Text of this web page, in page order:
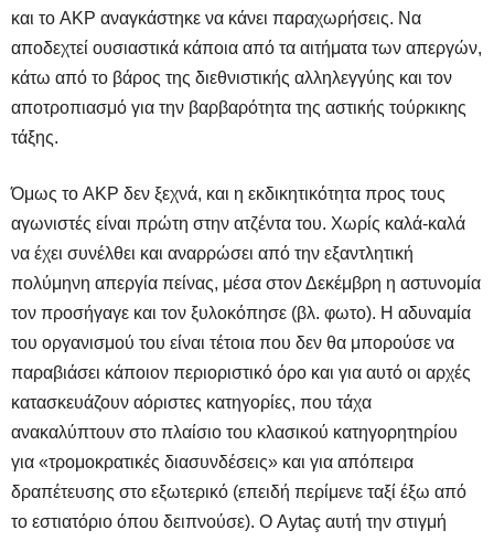
και το AKP αναγκάστηκε να κάνει παραχωρήσεις. Να
αποδεχτεί ουσιαστικά κάποια από τα αιτήματα των απεργών,
κάτω από το βάρος της διεθνιστικής αλληλεγγύης και τον
αποτροπιασμό για την βαρβαρότητα της αστικής τούρκικης
τάξης.
Όμως το AKP δεν ξεχνά, και η εκδικητικότητα προς τους
αγωνιστές είναι πρώτη στην ατζέντα του. Χωρίς καλά-καλά
να έχει συνέλθει και αναρρώσει από την εξαντλητική
πολύμηνη απεργία πείνας, μέσα στον Δεκέμβρη η αστυνομία
τον προσήγαγε και τον ξυλοκόπησε (βλ. φωτο). Η αδυναμία
του οργανισμού του είναι τέτοια που δεν θα μπορούσε να
παραβιάσει κάποιον περιοριστικό όρο και για αυτό οι αρχές
κατασκευάζουν αόριστες κατηγορίες, που τάχα
ανακαλύπτουν στο πλαίσιο του κλασικού κατηγορητηρίου
για «τρομοκρατικές διασυνδέσεις» και για απόπειρα
δραπέτευσης στο εξωτερικό (επειδή περίμενε ταξί έξω από
το εστιατόριο όπου δειπνούσε). Ο Aytaç αυτή την στιγμή